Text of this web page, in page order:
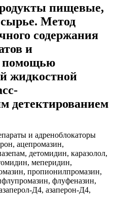
пищевые,
сырье. Метод
содержания
и
помощью
жидкостной
детектированием
и адреноблокаторы
ацепромазин,
детомидин, каразолол,
меперидин,
пропионилпромазин,
флуфеназин,
Д4, азаперон-Д4,